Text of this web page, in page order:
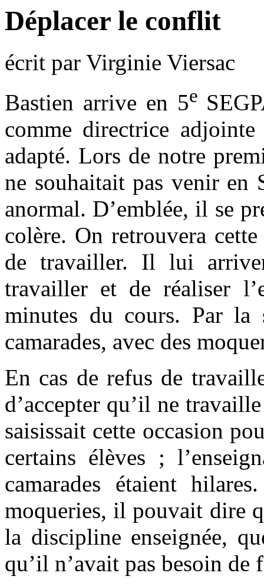
Déplacer le conflit
écrit par Virginie Viersac
Bastien arrive en 5e
comme directrice
adapté. Lors de notre
ne souhaitait pas venir en
anormal. D’emblée, il se
colère. On retrouvera
de travailler. Il lui
travailler et de réaliser
minutes du cours. Par la
camarades, avec des
En cas de refus de
d’accepter qu’il ne
saisissait cette occasion
certains élèves ;
camarades étaient
moqueries, il pouvait dire
la discipline enseignée,
qu’il n’avait pas besoin de